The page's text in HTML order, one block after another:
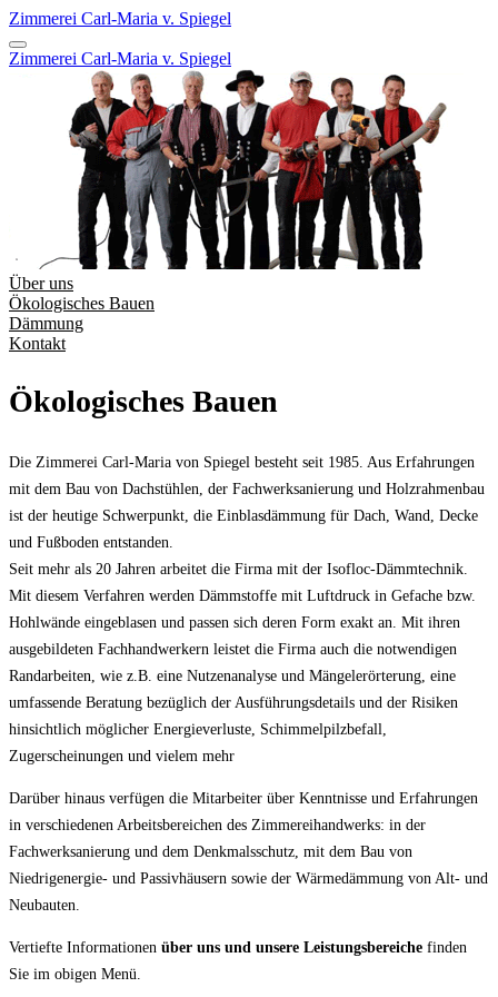
Zimmerei Carl-Maria v. Spiegel
Zimmerei Carl-Maria v. Spiegel
Über uns
Ökologisches Bauen
Dämmung
Kontakt
Ökologisches Bauen
Die Zimmerei Carl-Maria von Spiegel besteht seit 1985. Aus Erfahrungen
mit dem Bau von Dachstühlen, der Fachwerksanierung und Holzrahmenbau
ist der heutige Schwerpunkt, die Einblasdämmung für Dach, Wand, Decke
und Fußboden entstanden.
Seit mehr als 20 Jahren arbeitet die Firma mit der Isofloc-Dämmtechnik.
Mit diesem Verfahren werden Dämmstoffe mit Luftdruck in Gefache bzw.
Hohlwände eingeblasen und passen sich deren Form exakt an. Mit ihren
ausgebildeten Fachhandwerkern leistet die Firma auch die notwendigen
Randarbeiten, wie z.B. eine Nutzenanalyse und Mängelerörterung, eine
umfassende Beratung bezüglich der Ausführungsdetails und der Risiken
hinsichtlich möglicher Energieverluste, Schimmelpilzbefall,
Zugerscheinungen und vielem mehr
Darüber hinaus verfügen die Mitarbeiter über Kenntnisse und Erfahrungen
in verschiedenen Arbeitsbereichen des Zimmereihandwerks: in der
Fachwerksanierung und dem Denkmalsschutz, mit dem Bau von
Niedrigenergie- und Passivhäusern sowie der Wärmedämmung von Alt- und
Neubauten.
Vertiefte Informationen über uns und unsere Leistungsbereiche finden
Sie im obigen Menü.